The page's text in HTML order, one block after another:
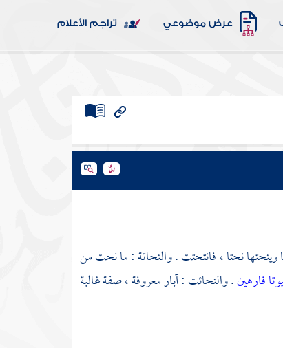
عرض موضوعي تراجم الأعلام
نحتا ، فانتحتت . والنحاتة : ما نحت من
فارهين. والنحائت : آبار معروفة ، صفة غالبة